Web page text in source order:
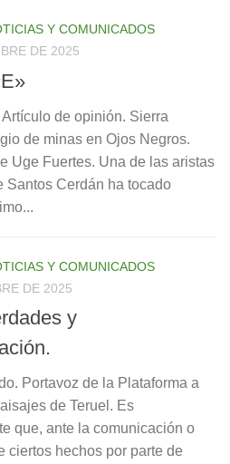
Y COMUNICADOS
DE 2025
de opinión. Sierra
de minas en Ojos Negros.
Uge Fuertes. Una de las aristas
Santos Cerdán ha tocado
Y COMUNICADOS
DE 2025
y
Portavoz de la Plataforma a
de Teruel. Es
que, ante la comunicación o
ciertos hechos por parte de